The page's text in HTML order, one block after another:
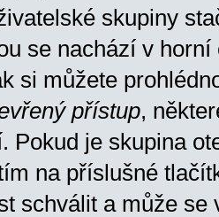
skupiny
se nachází v horní
si můžete
přístup,
Pokud je skupina
na příslušné
schválit a může se